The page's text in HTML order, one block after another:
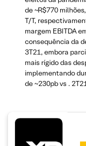
de ~R$770
T/T,
margem EBITDA
consequência da
3T21, embora
mais rígido das
implementando
de ~230pb vs .